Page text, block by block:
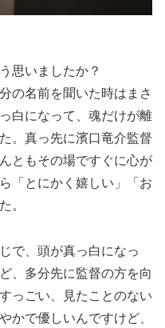
いましたか？
の名前を聞いた時はまさ
白になって、魂だけが離
。真っ先に濱口竜介監督
ともその場ですぐに心が
「とにかく嬉しい」「お
。
で、頭が真っ白になっ
、多分先に監督の方を向
っごい、見たことのない
で優しいんですけど、